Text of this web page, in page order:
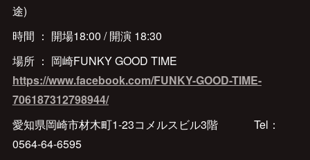
途)
時間 ： 開場18:00 / 開演 18:30
場所 ： 岡崎FUNKY GOOD TIME
https://www.facebook.com/FUNKY-GOOD-TIME-
706187312798944/
愛知県岡崎市材木町1-23コメルスビル3階 Tel：
0564-64-6595